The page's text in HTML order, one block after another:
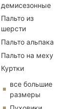
демисезонные
Пальто из
шерсти
Пальто альпака
Пальто на меху
Куртки
все большие
размеры